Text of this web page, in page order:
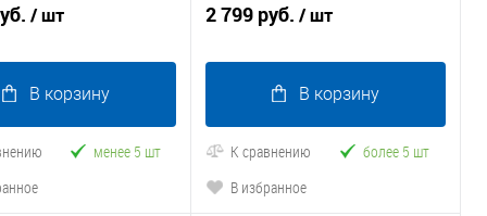
SLA, WET, LI, CA]
/ шт
В корзину
менее 5 шт
аккумуляторов 60V20A/H (2,8-
2 799 руб./ шт
В корзину
К сравнению
более 5 шт
В избранное